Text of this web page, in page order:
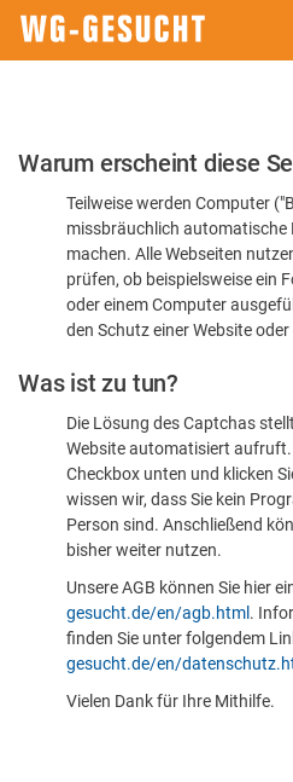
Bitte
dass
sind
Warum erscheint diese
Teilweise werden Computer
missbräuchlich automatische
machen. Alle Webseiten
prüfen, ob beispielsweise ein
oder einem Computer
den Schutz einer Website
Was ist zu tun?
Die Lösung des Captchas
Website automatisiert
Checkbox unten und klicken
wissen wir, dass Sie kein
Person sind. Anschließend
bisher weiter nutzen.
Unsere AGB können Sie hier
gesucht.de/en/agb.html .
finden Sie unter folgendem
gesucht.de/en/
Vielen Dank für Ihre Mithilfe.